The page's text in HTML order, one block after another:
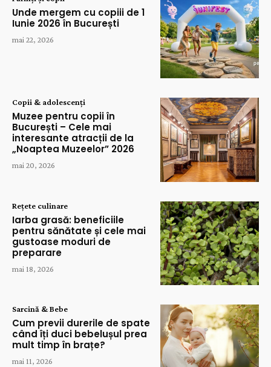
Unde mergem cu copiii de 1
Iunie 2026 în București
mai 22, 2026
Copii & adolescenți
Muzee pentru copii în
București – Cele mai
interesante atracții de la
„Noaptea Muzeelor” 2026
mai 20, 2026
Rețete culinare
Iarba grasă: beneficiile
pentru sănătate și cele mai
gustoase moduri de
preparare
mai 18, 2026
Sarcină & Bebe
Cum previi durerile de spate
când îți duci bebelușul prea
mult timp în brațe?
mai 11, 2026